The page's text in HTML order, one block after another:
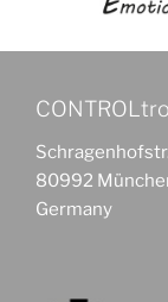
80992
Germany